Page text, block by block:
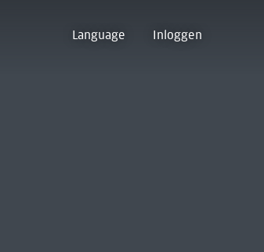
Language Inloggen